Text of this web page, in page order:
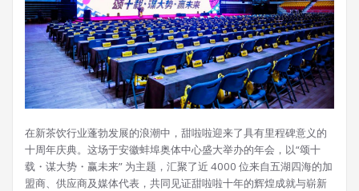
在新茶饮行业蓬勃发展的浪潮中，甜啦啦迎来了具有里程碑意义的
十周年庆典。这场于安徽蚌埠奥体中心盛大举办的年会，以“颂十
载・谋大势・赢未来” 为主题，汇聚了近 4000 位来自五湖四海的加
盟商、供应商及媒体代表，共同见证甜啦啦十年的辉煌成就与崭新